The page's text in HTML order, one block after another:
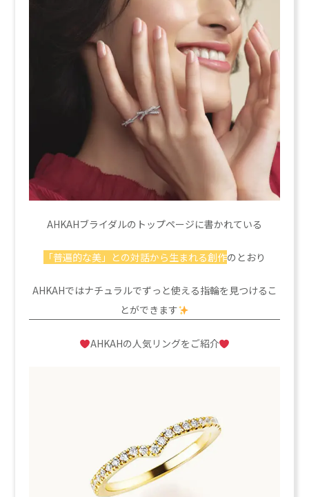
AHKAHブライダルのトップページに書かれている
「普遍的な美」との対話から生まれる創作のとおり
AHKAHではナチュラルでずっと使える指輪を見つけるこ
とができます
AHKAHの人気リングをご紹介